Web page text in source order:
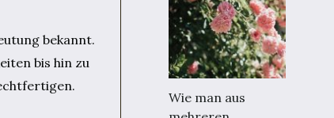
bekannt.
bis hin zu
Wie man aus